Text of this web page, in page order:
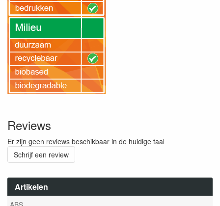
Artikelen
Reviews
Er zijn geen reviews beschikbaar in de huidige taal
Schrijf een review